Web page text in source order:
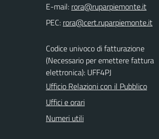
E-mail:
PEC:
Codice univoco di fatturazione
(Necessario per emettere fattura
elettronica): UFF4PJ
Ufficio Relazioni con il Pubblico
Uffici e orari
Numeri utili